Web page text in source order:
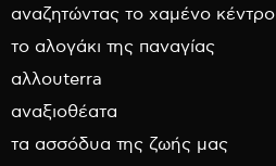
αναζητώντας το χαμένο κέντρο
το αλογάκι της παναγίας
αλλουterra
αναξιοθέατα
τα ασσόδυα της ζωής μας